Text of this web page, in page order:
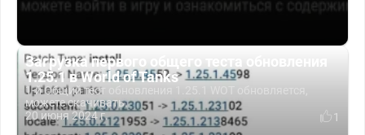
Загрузка первого общего теста обновления
1.25.1 в World of Tanks
1-й Общий тест обновления 1.25.1 WOT обновляется,
можете скачивать.
20 июня 2024 г.
1